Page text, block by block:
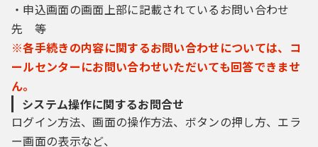
・申込画面の画面上部に記載されているお問い合わせ
先 等
※各手続きの内容に関するお問い合わせについては、コ
ールセンターにお問い合わせいただいても回答できませ
ん。
システム操作に関するお問合せ
ログイン方法、画面の操作方法、ボタンの押し方、エラ
ー画面の表示など、